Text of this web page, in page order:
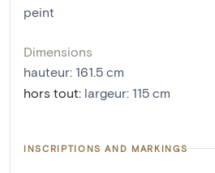
peint
Dimensions
hauteur: 161.5 cm
hors tout: largeur: 115 cm
INSCRIPTIONS AND MARKINGS